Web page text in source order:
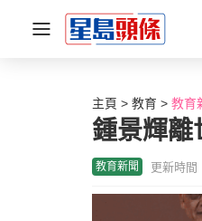
主頁 教育 教育
鍾景輝
教育新聞 更新時間